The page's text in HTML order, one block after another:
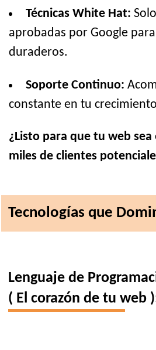
Técnicas White Hat:
aprobadas por Google
duraderos.
Soporte Continuo:
constante en tu
¿Listo para que tu web
miles de clientes
Tecnologías que
Lenguaje de
( El corazón de tu web